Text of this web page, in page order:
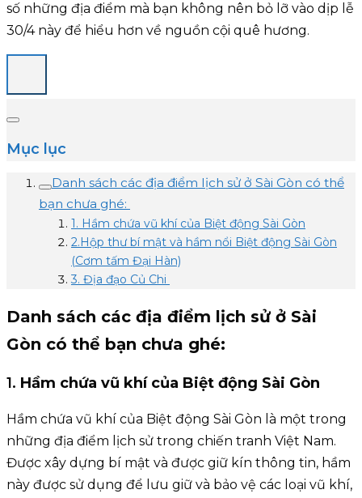
số những địa điểm mà bạn không nên bỏ lỡ vào dịp lễ
30/4 này để hiểu hơn về nguồn cội quê hương.
Mục lục
Danh sách các địa điểm lịch sử ở Sài Gòn có thể
bạn chưa ghé:
1. Hầm chứa vũ khí của Biệt động Sài Gòn
2.Hộp thư bí mật và hầm nổi Biệt động Sài Gòn
(Cơm tấm Đại Hàn)
3. Địa đạo Củ Chi
Danh sách các địa điểm lịch sử ở Sài
Gòn có thể bạn chưa ghé:
1. Hầm chứa vũ khí của Biệt động Sài Gòn
Hầm chứa vũ khí của Biệt động Sài Gòn là một trong
những địa điểm lịch sử trong chiến tranh Việt Nam.
Được xây dựng bí mật và được giữ kín thông tin, hầm
này được sử dụng để lưu giữ và bảo vệ các loại vũ khí,